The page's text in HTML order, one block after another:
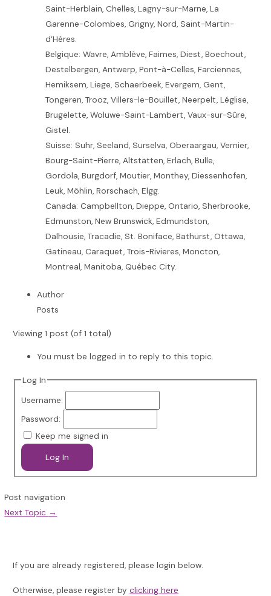
Saint-Herblain, Chelles, Lagny-sur-Marne, La
Garenne-Colombes, Grigny, Nord, Saint-Martin-
d’Hères.
Belgique: Wavre, Amblève, Faimes, Diest, Boechout,
Destelbergen, Antwerp, Pont-à-Celles, Farciennes,
Hemiksem, Liege, Schaerbeek, Evergem, Gent,
Tongeren, Trooz, Villers-le-Bouillet, Neerpelt, Léglise,
Brugelette, Woluwe-Saint-Lambert, Vaux-sur-Sûre,
Gistel.
Suisse: Suhr, Seeland, Surselva, Oberaargau, Vernier,
Bourg-Saint-Pierre, Altstätten, Erlach, Bulle,
Gordola, Burgdorf, Moutier, Monthey, Diessenhofen,
Leuk, Möhlin, Rorschach, Elgg.
Canada: Campbellton, Dieppe, Ontario, Sherbrooke,
Edmunston, New Brunswick, Edmundston,
Dalhousie, Tracadie, St. Boniface, Bathurst, Ottawa,
Gatineau, Caraquet, Trois-Rivieres, Moncton,
Montreal, Manitoba, Québec City.
Author
Posts
Viewing 1 post (of 1 total)
You must be logged in to reply to this topic.
Log In
Username:
Password:
Keep me signed in
Log In
Post navigation
Next Topic →
If you are already registered, please login below.
Otherwise, please register byclicking here